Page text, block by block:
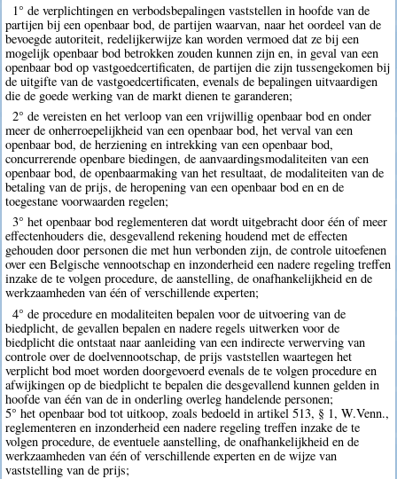
1° de verplichtingen en verbodsbepalingen vaststellen in hoofde van de
partijen bij een openbaar bod, de partijen waarvan, naar het oordeel van de
bevoegde autoriteit, redelijkerwijze kan worden vermoed dat ze bij een
mogelijk openbaar bod betrokken zouden kunnen zijn en, in geval van een
openbaar bod op vastgoedcertificaten, de partijen die zijn tussengekomen bij
de uitgifte van de vastgoedcertificaten, evenals de bepalingen uitvaardigen
die de goede werking van de markt dienen te garanderen;
2° de vereisten en het verloop van een vrijwillig openbaar bod en onder
meer de onherroepelijkheid van een openbaar bod, het verval van een
openbaar bod, de herziening en intrekking van een openbaar bod,
concurrerende openbare biedingen, de aanvaardingsmodaliteiten van een
openbaar bod, de openbaarmaking van het resultaat, de modaliteiten van de
betaling van de prijs, de heropening van een openbaar bod en en de
toegestane voorwaarden regelen;
3° het openbaar bod reglementeren dat wordt uitgebracht door één of meer
effectenhouders die, desgevallend rekening houdend met de effecten
gehouden door personen die met hun verbonden zijn, de controle uitoefenen
over een Belgische vennootschap en inzonderheid een nadere regeling treffen
inzake de te volgen procedure, de aanstelling, de onafhankelijkheid en de
werkzaamheden van één of verschillende experten;
4° de procedure en modaliteiten bepalen voor de uitvoering van de
biedplicht, de gevallen bepalen en nadere regels uitwerken voor de
biedplicht die ontstaat naar aanleiding van een indirecte verwerving van
controle over de doelvennootschap, de prijs vaststellen waartegen het
verplicht bod moet worden doorgevoerd evenals de te volgen procedure en
afwijkingen op de biedplicht te bepalen die desgevallend kunnen gelden in
hoofde van één van de in onderling overleg handelende personen;
5° het openbaar bod tot uitkoop, zoals bedoeld in artikel 513, § 1, W.Venn.,
reglementeren en inzonderheid een nadere regeling treffen inzake de te
volgen procedure, de eventuele aanstelling, de onafhankelijkheid en de
werkzaamheden van één of verschillende experten en de wijze van
vaststelling van de prijs;